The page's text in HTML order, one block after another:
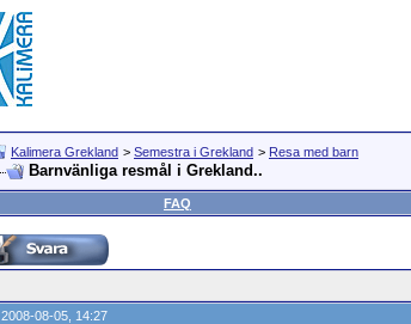
Kalimera Grekland > Semestra i Grekland > Resa med barn
Barnvänliga resmål i Grekland..
FAQ
2008-08-05, 14:27